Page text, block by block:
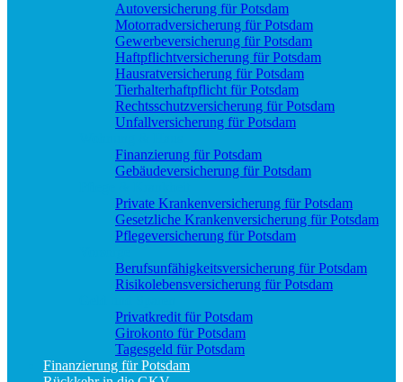
Autoversicherung für Potsdam
Motorradversicherung für Potsdam
Gewerbeversicherung für Potsdam
Haftpflichtversicherung für Potsdam
Hausratversicherung für Potsdam
Tierhalterhaftpflicht für Potsdam
Rechtsschutzversicherung für Potsdam
Unfallversicherung für Potsdam
Finanzierung für Potsdam
Gebäudeversicherung für Potsdam
Private Krankenversicherung für Potsdam
Gesetzliche Krankenversicherung für Potsdam
Pflegeversicherung für Potsdam
Berufs­unfähigkeitsversicherung für Potsdam
Risikolebensversicherung für Potsdam
Privatkredit für Potsdam
Girokonto für Potsdam
Tagesgeld für Potsdam
Finanzierung für Potsdam